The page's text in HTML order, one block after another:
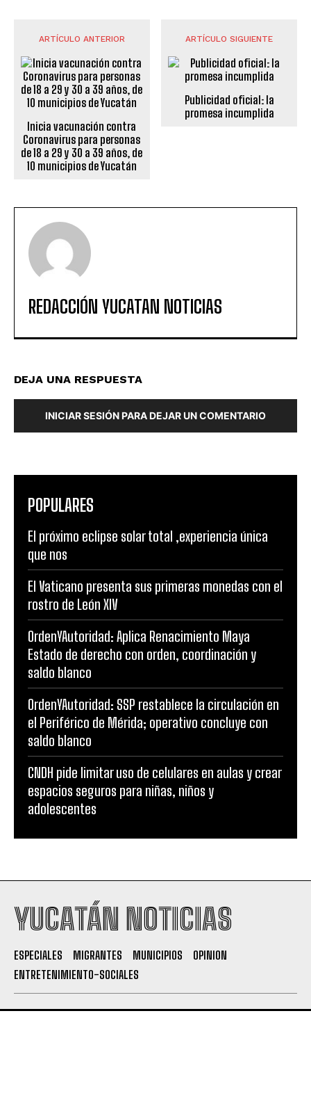
ARTÍCULO ANTERIOR
Inicia vacunación contra
Coronavirus para personas
de 18 a 29 y 30 a 39 años, de
10 municipios de Yucatán
ARTÍCULO SIGUIENTE
Publicidad oficial: la
promesa incumplida
REDACCIÓN YUCATAN NOTICIAS
DEJA UNA RESPUESTA
INICIAR SESIÓN PARA DEJAR UN COMENTARIO
POPULARES
El próximo eclipse solar total ,experiencia única
que nos
El Vaticano presenta sus primeras monedas con el
rostro de León XIV
OrdenYAutoridad: Aplica Renacimiento Maya
Estado de derecho con orden, coordinación y
saldo blanco
OrdenYAutoridad: SSP restablece la circulación en
el Periférico de Mérida; operativo concluye con
saldo blanco
CNDH pide limitar uso de celulares en aulas y crear
espacios seguros para niñas, niños y
adolescentes
YUCATÁN NOTICIAS
ESPECIALES MIGRANTES MUNICIPIOS
OPINION
ENTRETENIMIENTO-SOCIALES